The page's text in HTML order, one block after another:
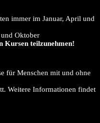
immer im Januar, April und
Oktober
Kursen teilzunehmen!
für Menschen mit und ohne
Weitere Informationen findet